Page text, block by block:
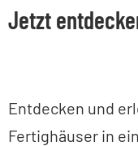
Jetzt
Entdecken und
Fertighäuser in